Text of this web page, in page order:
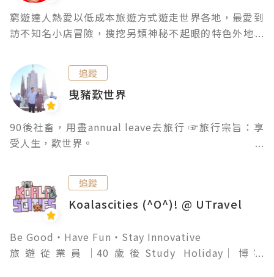
窮遊達人熱愛以低成本旅遊方式遊走世界各地，最愛到
訪不知名小店冒險，搜挖另類神秘不起眼的特色外地小
追蹤
曳豬歎世界
90後社畜，用盡annual leave去旅行 ☞旅行宗旨：享
受人生，歎世界。
☞ https://www.youtube.com/@fatbjai.travel
☞ https://fatbjai.blogspot.com
追蹤
Koalascities (^O^)! @ UTravel
Be Good‧Have Fun‧Stay Innovative
旅遊從業員│40歲後Study Holiday│博客